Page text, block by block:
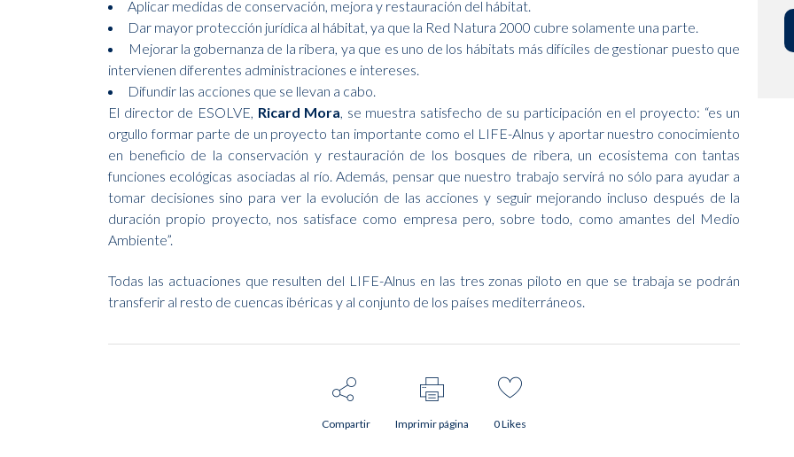
Aplicar medidas de conservación, mejora y restauración del hábitat.
Dar mayor protección jurídica al hábitat, ya que la Red Natura 2000 cubre solamente una parte.
Mejorar la gobernanza de la ribera, ya que es uno de los hábitats más difíciles de gestionar puesto que
intervienen diferentes administraciones e intereses.
Difundir las acciones que se llevan a cabo.
El director de ESOLVE, Ricard Mora, se muestra satisfecho de su participación en el proyecto: “es un
orgullo formar parte de un proyecto tan importante como el LIFE-Alnus y aportar nuestro conocimiento
en beneficio de la conservación y restauración de los bosques de ribera, un ecosistema con tantas
funciones ecológicas asociadas al río. Además, pensar que nuestro trabajo servirá no sólo para ayudar a
tomar decisiones sino para ver la evolución de las acciones y seguir mejorando incluso después de la
duración propio proyecto, nos satisface como empresa pero, sobre todo, como amantes del Medio
Ambiente”.
Todas las actuaciones que resulten del LIFE-Alnus en las tres zonas piloto en que se trabaja se podrán
transferir al resto de cuencas ibéricas y al conjunto de los países mediterráneos.
Compartir Imprimir página 0Likes